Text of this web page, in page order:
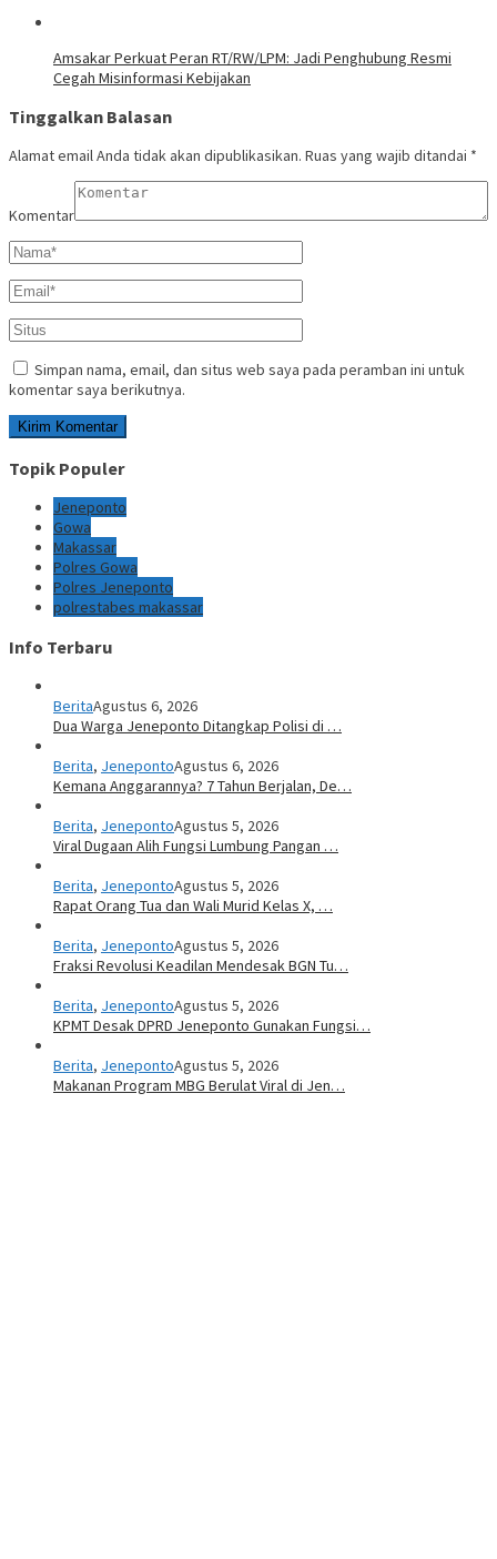
Amsakar Perkuat Peran RT/RW/LPM: Jadi Penghubung Resmi
Cegah Misinformasi Kebijakan
Tinggalkan Balasan
Alamat email Anda tidak akan dipublikasikan. Ruas yang wajib ditandai *
Komentar
Simpan nama, email, dan situs web saya pada peramban ini untuk
komentar saya berikutnya.
Topik Populer
Jeneponto
Gowa
Makassar
Polres Gowa
Polres Jeneponto
polrestabes makassar
Info Terbaru
BeritaAgustus 6, 2026
Dua Warga Jeneponto Ditangkap Polisi di …
Berita, JenepontoAgustus 6, 2026
Kemana Anggarannya? 7 Tahun Berjalan, De…
Berita, JenepontoAgustus 5, 2026
Viral Dugaan Alih Fungsi Lumbung Pangan …
Berita, JenepontoAgustus 5, 2026
Rapat Orang Tua dan Wali Murid Kelas X, …
Berita, JenepontoAgustus 5, 2026
Fraksi Revolusi Keadilan Mendesak BGN Tu…
Berita, JenepontoAgustus 5, 2026
KPMT Desak DPRD Jeneponto Gunakan Fungsi…
Berita, JenepontoAgustus 5, 2026
Makanan Program MBG Berulat Viral di Jen…